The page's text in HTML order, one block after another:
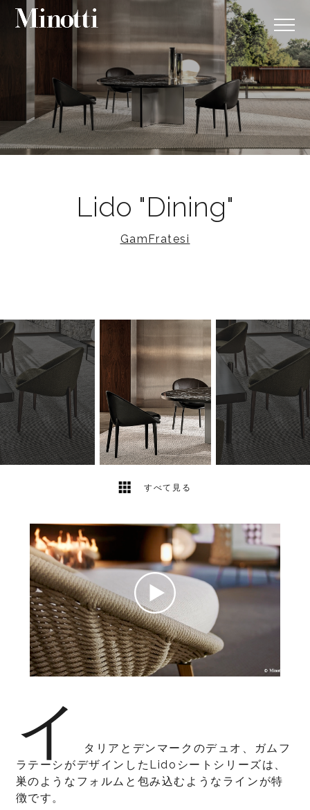
Lido "Dining"
GamFratesi
すべて見る
2 2
イ
タリアとデンマークのデュオ、ガムフ
ラテーシがデザインしたLidoシートシリーズは、
巣のようなフォルムと包み込むようなラインが特
徴です。